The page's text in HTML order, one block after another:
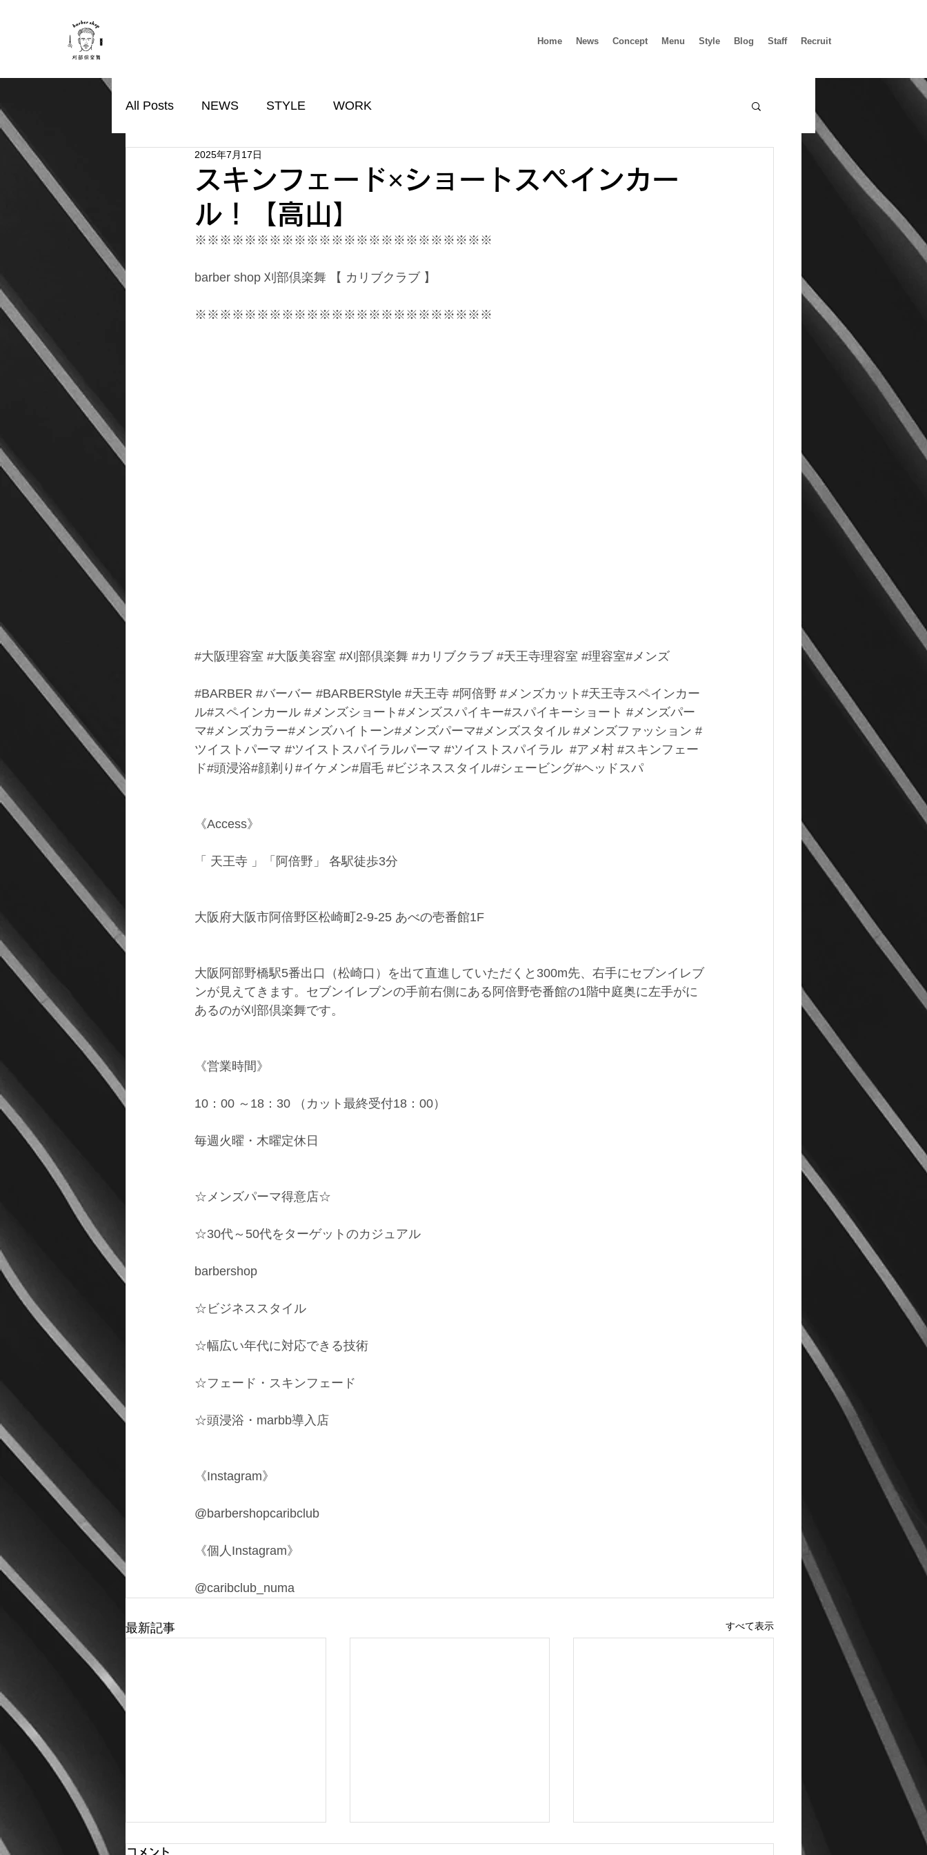
Home News Concept Menu Style Blog Staff Recruit
All Posts NEWS STYLE WORK
スキンフェード×ショートスペインカー
ル！【高山】
2025年7月17日
※※※※※※※※※※※※※※※※※※※※※※※※
barber shop 刈部倶楽舞 【 カリブクラブ 】
※※※※※※※※※※※※※※※※※※※※※※※※
#大阪理容室 #大阪美容室 #刈部倶楽舞 #カリブクラブ #天王寺理容室 #理容室#メンズ
#BARBER #バーバー #BARBERStyle #天王寺 #阿倍野 #メンズカット #天王寺スペインカー
ル#スペインカール #メンズショート #メンズスパイキー#スパイキーショート #メンズパー
マ#メンズカラー#メンズハイトーン#メンズパーマ#メンズスタイル #メンズファッション #
ツイストパーマ #ツイストスパイラルパーマ #ツイストスパイラル #アメ村 #スキンフェー
ド#頭浸浴#顔剃り#イケメン#眉毛 #ビジネススタイル#シェービング#ヘッドスパ
《Access》
「 天王寺 」「阿倍野」 各駅徒歩3分
大阪府大阪市阿倍野区松崎町2-9-25 あべの壱番館1F
大阪阿部野橋駅5番出口（松崎口）を出て直進していただくと300m先、右手にセブンイレブ
ンが見えてきます。セブンイレブンの手前右側にある阿倍野壱番館の1階中庭奥に左手がに
あるのが刈部倶楽舞です。
《営業時間》
10：00 ～18：30 （カット最終受付18：00）
毎週火曜・木曜定休日
☆メンズパーマ得意店☆
☆30代～50代をターゲットのカジュアル
barbershop
☆ビジネススタイル
☆幅広い年代に対応できる技術
☆フェード・スキンフェード
☆頭浸浴・marbb導入店
《Instagram》
@barbershopcaribclub
《個人Instagram》
@caribclub_numa
最新記事 すべて表示
コメント